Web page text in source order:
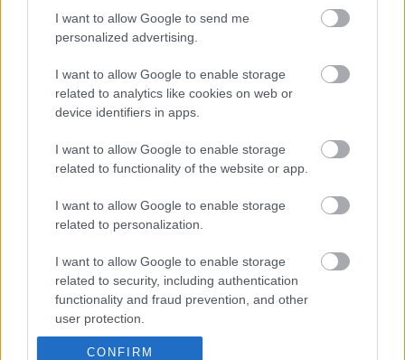
I want to allow Google to send me
personalized advertising.
I want to allow Google to enable storage
related to analytics like cookies on web or
device identifiers in apps.
I want to allow Google to enable storage
related to functionality of the website or app.
I want to allow Google to enable storage
related to personalization.
I want to allow Google to enable storage
related to security, including authentication
functionality and fraud prevention, and other
user protection.
CONFIRM
rendezett, ebből 23-at Zalaegerszegen. 1982-ben
alapítója, majd 1986-ig igazgató-főrendezője volt a
1983 október 11-én emlékezetes rendezésben
állította színre Madách ImreAz ember tragédiája
című művét, amelyet aztán 2004-ben, egy évvel a
Ugyanebben az évben színház- és társulatteremtő
tevékenységéért Pro Urbe-díjat vehetett át
Forrás: MTI